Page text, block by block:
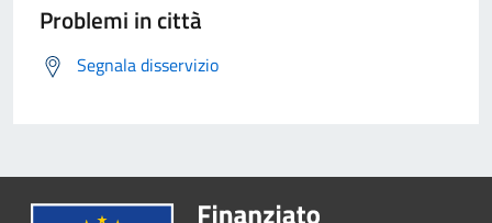
Problemi in città
Segnala disservizio